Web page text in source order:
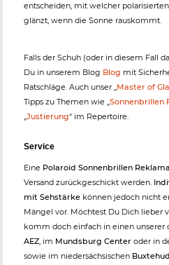
entscheiden, mit welcher
glänzt, wenn die Sonne rauskommt.
Falls der Schuh (oder in diesem Fall
Du in unserem Blog Blog mit
Ratschläge. Auch unser „Master of
Tipps zu Themen wie „Sonnenbrillen
„Justierung“ im Repertoire.
Service
Eine Polaroid Sonnenbrillen
Versand zurückgeschickt werden.
mit Sehstärke können jedoch nicht
Mängel vor. Möchtest Du Dich lieber
komm doch einfach in einen unserer
AEZ, im Mundsburg Center oder in
sowie im niedersächsischen